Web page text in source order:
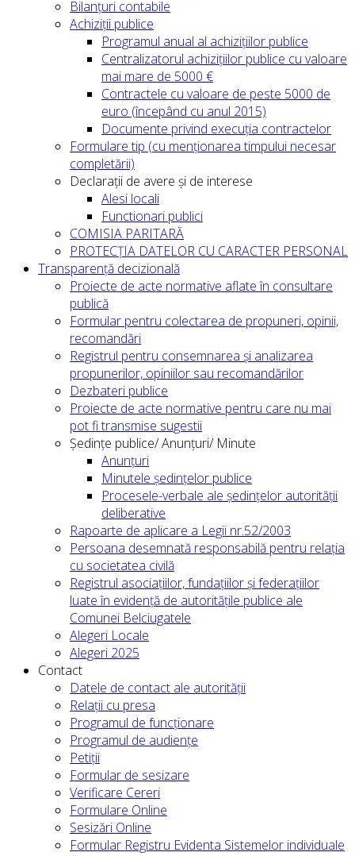
Bilanțuri contabile
Achiziții publice
Programul anual al achizițiilor publice
Centralizatorul achizițiilor publice cu valoare
mai mare de 5000 €
Contractele cu valoare de peste 5000 de
euro (începând cu anul 2015)
Documente privind execuția contractelor
Formulare tip (cu menționarea timpului necesar
completării)
Declarații de avere și de interese
Alesi locali
Functionari publici
COMISIA PARITARĂ
PROTECȚIA DATELOR CU CARACTER PERSONAL
Transparență decizională
Proiecte de acte normative aflate în consultare
publică
Formular pentru colectarea de propuneri, opinii,
recomandări
Registrul pentru consemnarea și analizarea
propunerilor, opiniilor sau recomandărilor
Dezbateri publice
Proiecte de acte normative pentru care nu mai
pot fi transmise sugestii
Ședințe publice/ Anunțuri/ Minute
Anunțuri
Minutele ședințelor publice
Procesele-verbale ale ședințelor autorității
deliberative
Rapoarte de aplicare a Legii nr.52/2003
Persoana desemnată responsabilă pentru relația
cu societatea civilă
Registrul asociațiilor, fundațiilor și federațiilor
luate în evidență de autoritățile publice ale
Comunei Belciugatele
Alegeri Locale
Alegeri 2025
Contact
Datele de contact ale autorității
Relații cu presa
Programul de funcționare
Programul de audiențe
Petiții
Formular de sesizare
Verificare Cereri
Formulare Online
Sesizări Online
Formular Registru Evidenta Sistemelor individuale